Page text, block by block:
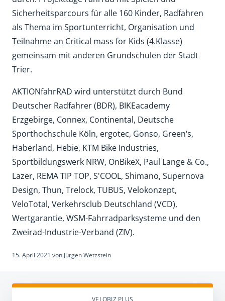
Sicherheitsparcours für alle 160 Kinder, Radfahren
als Thema im Sportunterricht, Organisation und
Teilnahme an Critical mass for Kids (4.Klasse)
gemeinsam mit anderen Grundschulen der Stadt
Trier.
AKTIONfahrRAD wird unterstützt durch Bund
Deutscher Radfahrer (BDR), BIKEacademy
Erzgebirge, Connex, Continental, Deutsche
Sporthochschule Köln, ergotec, Gonso, Green‘s,
Haberland, Hebie, KTM Bike Industries,
Sportbildungswerk NRW, OnBikeX, Paul Lange & Co.,
Lazer, REMA TIP TOP, S'COOL, Shimano, Supernova
Design, Thun, Trelock, TUBUS, Velokonzept,
VeloTotal, Verkehrsclub Deutschland (VCD),
Wertgarantie, WSM-Fahrradparksysteme und den
Zweirad-Industrie-Verband (ZIV).
15. April 2021 von Jürgen Wetzstein
VELOBIZ PLUS